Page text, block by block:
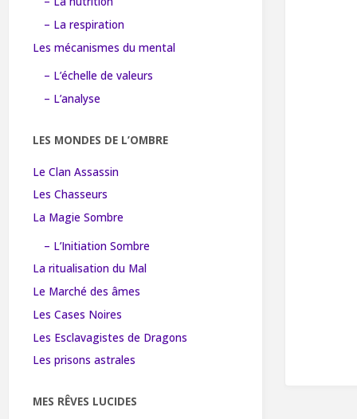
– La respiration
Les mécanismes du mental
– L’échelle de valeurs
– L’analyse
LES MONDES DE L’OMBRE
Le Clan Assassin
Les Chasseurs
La Magie Sombre
– L’Initiation Sombre
La ritualisation du Mal
Le Marché des âmes
Les Cases Noires
Les Esclavagistes de Dragons
Les prisons astrales
MES RÊVES LUCIDES